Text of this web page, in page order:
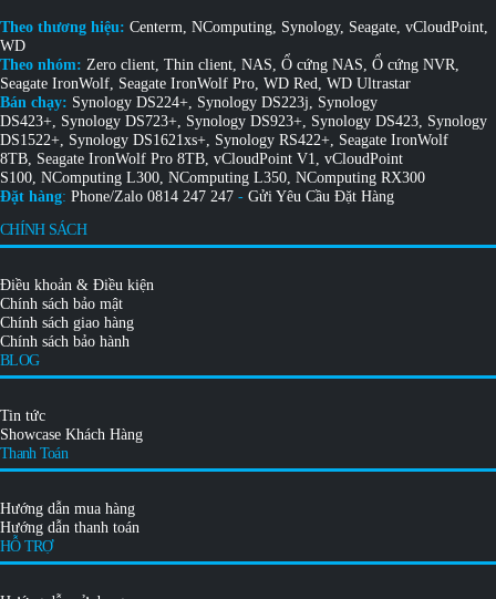
Theo thương hiệu: Centerm NComputing Synology, Seagate vCloudPoint
WD
Theo nhóm: Zero client Thin client NAS Ổ cứng NAS Ổ cứng NVR
Seagate IronWolf Seagate IronWolf Pro WD Red WD Ultrastar
Bán chạy: Synology DS224+ Synology DS223j
Synology
DS423+ Synology DS723+ Synology DS923+ Synology DS423 Synology
DS1522+ Synology DS1621xs+ Synology RS422+ Seagate IronWolf
8TB Seagate IronWolf Pro 8TB vCloudPoint V1
vCloudPoint
S100 NComputing L300 NComputing L350 NComputing RX300
Đặt hàng: Phone/Zalo 0814 247 247 - Gửi Yêu Cầu Đặt Hàng
CHÍNH SÁCH
Điều khoản & Điều kiện
Chính sách bảo mật
Chính sách giao hàng
Chính sách bảo hành
BLOG
Tin tức
Showcase Khách Hàng
Thanh Toán
Hướng dẫn mua hàng
Hướng dẫn thanh toán
HỖ TRỢ